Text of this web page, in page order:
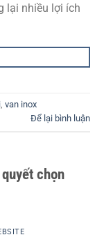
lại nhiều lợi ích
, van inox
Để lại bình luận
chọn